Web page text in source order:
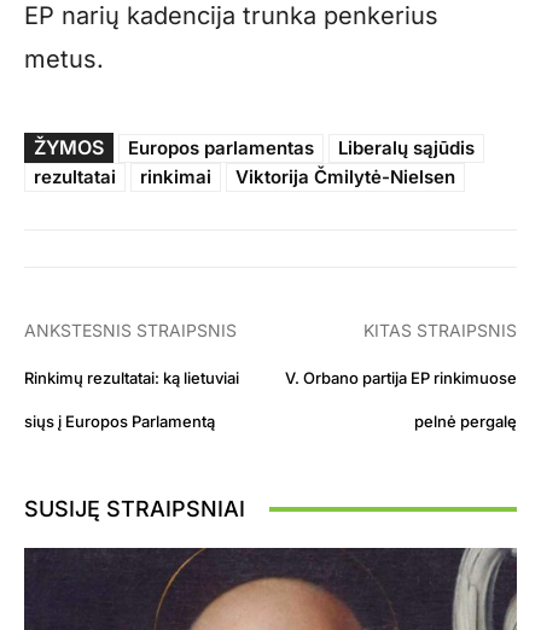
EP narių kadencija trunka penkerius
metus.
ŽYMOS Europos parlamentas
Liberalų sąjūdis
rezultatai
rinkimai Viktorija Čmilytė-Nielsen
ANKSTESNIS STRAIPSNIS
Rinkimų rezultatai: ką lietuviai
siųs į Europos Parlamentą
KITAS STRAIPSNIS
V. Orbano partija EP rinkimuose
pelnė pergalę
SUSIJĘ STRAIPSNIAI